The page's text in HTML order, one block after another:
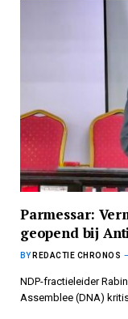
Parmessar:
geopend bij
BY REDACTIE CHRONOS
NDP-fractieleider
Assemblee (DNA)